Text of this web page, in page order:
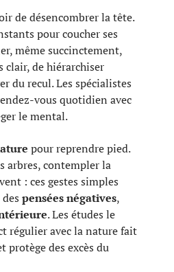
de désencombrer la tête.
pour coucher ses
même succinctement,
clair, de hiérarchiser
du recul. Les spécialistes
vous quotidien avec
le mental.
pour reprendre pied.
arbres, contempler la
: ces gestes simples
pensées négatives,
. Les études le
régulier avec la nature fait
protège des excès du